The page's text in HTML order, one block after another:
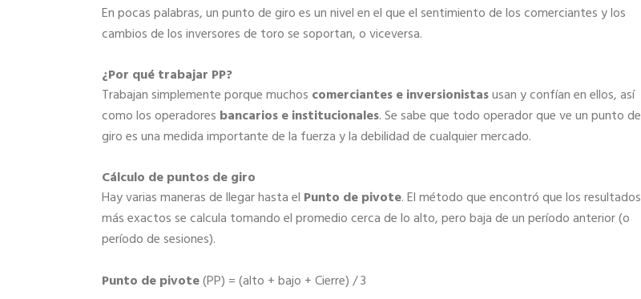
En pocas palabras, un punto de giro es un nivel en el que el sentimiento de los comerciantes y los
cambios de los inversores de toro se soportan, o viceversa.
¿Por qué trabajar PP?
Trabajan simplemente porque muchos comerciantes e inversionistasusan y confían en ellos, así
como los operadores bancarios e institucionales. Se sabe que todo operador que ve un punto de
giro es una medida importante de la fuerza y la debilidad de cualquier mercado.
Cálculo de puntos de giro
Hay varias maneras de llegar hasta el Punto de pivote. El método que encontró que los resultados
más exactos se calcula tomando el promedio cerca de lo alto, pero baja de un período anterior (o
período de sesiones).
Punto de pivote(PP) = (alto + bajo + Cierre) / 3